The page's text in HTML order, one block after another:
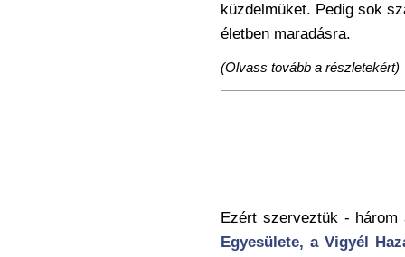
küzdelmüket. Pedig sok
életben maradásra.
(Olvass tovább a részletekért)
Ezért szerveztük -
Egyesülete, a Vigyél